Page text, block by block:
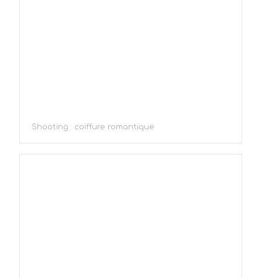
Shooting : coiffure romantique